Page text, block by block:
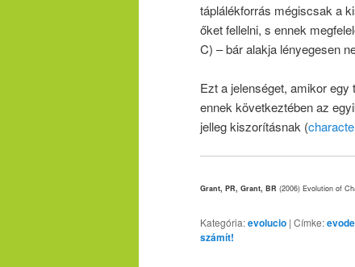
táplálékforrás mégiscsak a
őket fellelni, s ennek
C) – bár alakja lényegesen
Ezt a jelenséget, amikor
ennek következtében az
jelleg kiszorításnak (
Grant, PR, Grant, BR (2006) Evolution of
Kategória:evolucio | Címke:
számít!